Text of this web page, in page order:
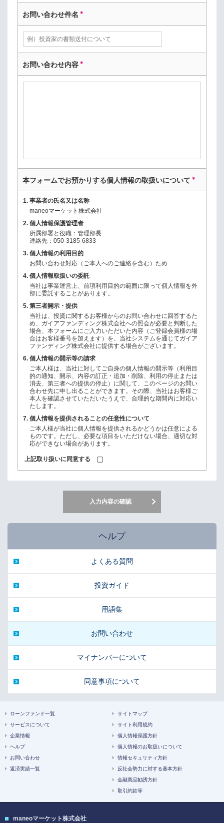
お問い合わせ件名 ＊
お問い合わせ内容 ＊
本フォームでお預かりする個人情報の取扱いについて ＊
1. 事業者の氏名又は名称
maneoマーケット株式会社
2. 個人情報保護管理者
所属部署と役職：管理部長
連絡先：050-3185-6833
3. 個人情報の利用目的
お問い合わせ対応（ご本人へのご連絡を含む）ため
4. 個人情報取扱いの委託
当社は事業運営上、前項利用目的の範囲に限って個人情報を外
部に委託することがあります。
5. 第三者開示・提供
当社は、投資に関するお客様からのお問い合わせに回答するた
め、ガイアファンディング株式会社への照会が必要と判断した
場合、本フォームにご入力いただいた内容（ご登録会員様の場
合はお客様番号を加えます）を、当社システムを通じてガイア
ファンディング株式会社に提供する場合がございます。
6. 個人情報の開示等の請求
ご本人様は、当社に対してご自身の個人情報の開示等（利用目
的の通知、開示、内容の訂正・追加・削除、利用の停止または
消去、第三者への提供の停止）に関して、このページのお問い
合わせ先に申し出ることができます。その際、当社はお客様ご
本人を確認させていただいたうえで、合理的な期間内に対応い
たします。
7. 個人情報を提供されることの任意性について
ご本人様が当社に個人情報を提供されるかどうかは任意による
ものです。ただし、必要な項目をいただけない場合、適切な対
応ができない場合があります。
上記取り扱いに同意する
ヘルプ
よくある質問
投資ガイド
用語集
お問い合わせ
マイナンバーについて
同意事項について
ローンファンド一覧
サービスについて
企業情報
ヘルプ
お問い合わせ
返済実績一覧
サイトマップ
サイト利用規約
個人情報保護方針
個人情報のお取扱いについて
情報セキュリティ方針
反社会勢力に対する基本方針
金融商品勧誘方針
取引約款等
maneoマーケット株式会社